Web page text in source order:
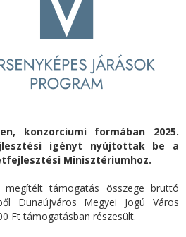
konzorciumi formában 2025.
igényt nyújtottak be a
Minisztériumhoz.
megítélt támogatás összege bruttó
Dunaújváros Megyei Jogú Város
Ft támogatásban részesült.